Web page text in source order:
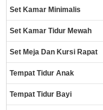
Set Kamar Minimalis
Set Kamar Tidur Mewah
Set Meja Dan Kursi Rapat
Tempat Tidur Anak
Tempat Tidur Bayi